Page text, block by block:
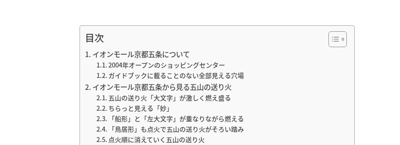
目次
イオンモール京都五条について
2004年オープンのショッピングセンター
ガイドブックに載ることのない全部見える穴場
イオンモール京都五条から見る五山の送り火
五山の送り火「大文字」が激しく燃え盛る
ちらっと見える「妙」
「船形」と「左大文字」が重なりながら燃える
「鳥居形」も点火で五山の送り火がそろい踏み
点火順に消えていく五山の送り火